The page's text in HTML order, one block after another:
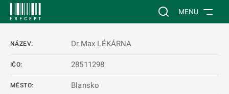
Vyhledávání na
MENU
NÁZEV: Dr.Max LÉKÁRNA
IČO: 28511298
MĚSTO: Blansko